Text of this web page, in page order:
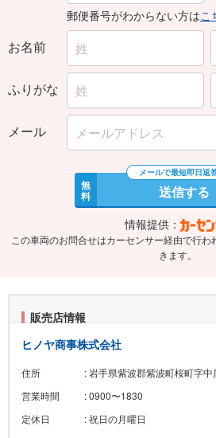
郵便番号がわからない方はこ
お名前
ふりがな
メール
無
料 送信する
情報提供：
この車両のお問合せはカーセンサー経由で行
きます。
販売店情報
ヒノヤ商事株式会社
住所
: 岩手県紫波郡紫波町桜町字中
営業時間
: 0900〜1830
定休日
: 祝日の月曜日